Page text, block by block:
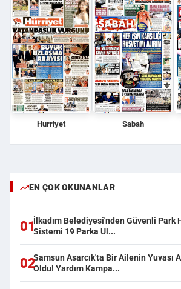
Hurriyet Sabah
EN ÇOK OKUNANLAR
01İlkadım Belediyesi'nden Güvenli Park
Sistemi 19 Parka Ul...
02Samsun Asarcık'ta Bir Ailenin Yuvası
Oldu! Yardım Kampa...